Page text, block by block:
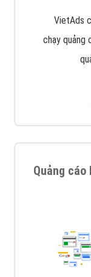
VietAds
chạy quảng
Quảng